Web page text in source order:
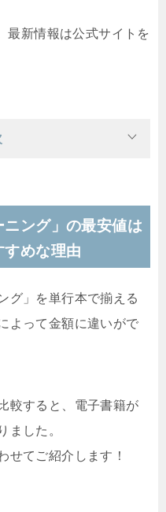
新情報は公式サイトを
ング」の最安値は
すめな理由
グ」を単行本で揃える
よって金額に違いがで
較すると、電子書籍が
ました。
せてご紹介します！